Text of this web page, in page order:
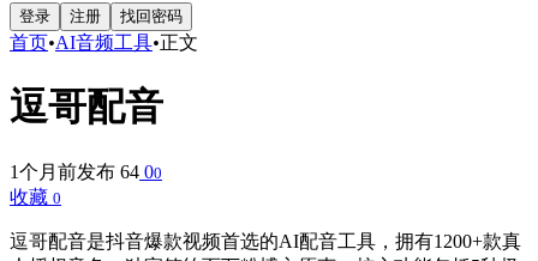
登录 注册 找回密码
首页•AI音频工具•正文
逗哥配音
1个月前发布 64 00
收藏 0
逗哥配音是抖音爆款视频首选的AI配音工具，拥有1200+款真